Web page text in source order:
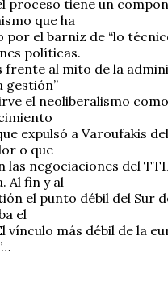
proceso tiene un
que ha
por el barniz de “lo
políticas.
frente al mito de la
gestión”
el neoliberalismo
expulsó a Varoufakis
o que
las negociaciones del
Al fin y al
el punto débil del Sur
el
vínculo más débil de la